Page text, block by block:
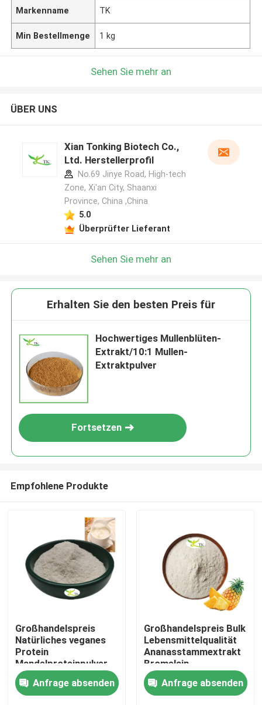
Markenname TK
Min Bestellmenge 1 kg
Sehen Sie mehr an
ÜBER UNS
Xian Tonking Biotech Co.,
Ltd. Herstellerprofil
No.69 Jinye Road, High-tech
Zone, Xi'an City, Shaanxi
Province, China ,China
5.0
Überprüfter Lieferant
Sehen Sie mehr an
Erhalten Sie den besten Preis für
Hochwertiges Mullenblüten-
Extrakt/10:1 Mullen-
Extraktpulver
Fortsetzen
Empfohlene Produkte
Großhandelspreis
Natürliches veganes
Protein
Mandelproteinpulver
40 % 50 % 60 %
Anfrage absenden
Großhandelspreis Bulk
Lebensmittelqualität
Ananasstammextrakt
Bromelain-
Enzympulver
1200/2400 GDU
Anfrage absenden